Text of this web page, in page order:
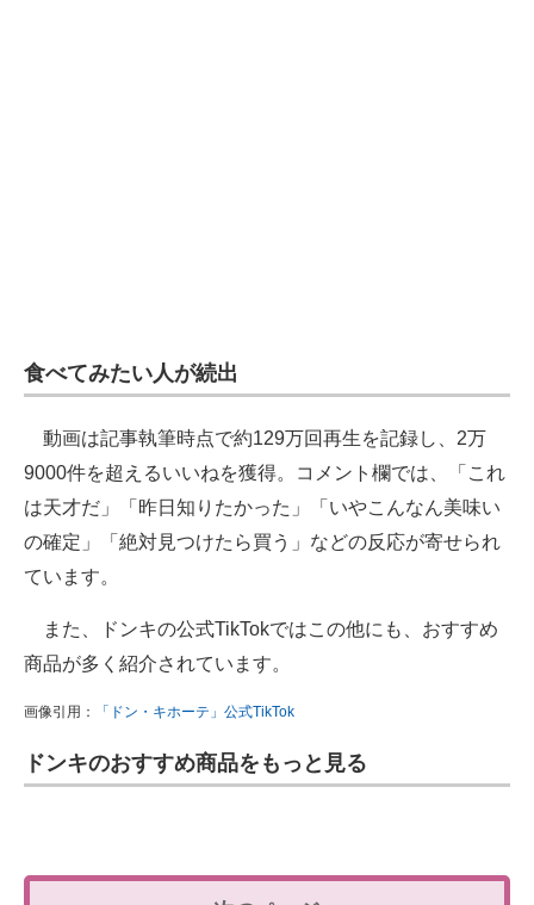
食べてみたい人が続出
動画は記事執筆時点で約129万回再生を記録し、2万
9000件を超えるいいねを獲得。コメント欄では、「これ
は天才だ」「昨日知りたかった」「いやこんなん美味い
の確定」「絶対見つけたら買う」などの反応が寄せられ
ています。
また、ドンキの公式TikTokではこの他にも、おすすめ
商品が多く紹介されています。
画像引用： 「ドン・キホーテ」公式TikTok
ドンキのおすすめ商品をもっと見る